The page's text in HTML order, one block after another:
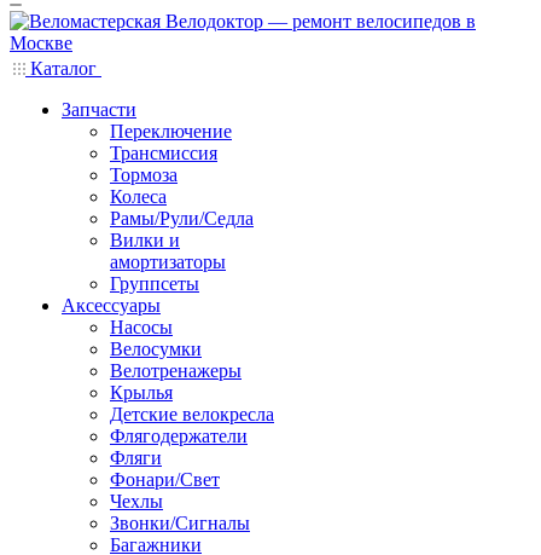
Каталог
Запчасти
Переключение
Трансмиссия
Тормоза
Колеса
Рамы/Рули/Седла
Вилки и
амортизаторы
Группсеты
Аксессуары
Насосы
Велосумки
Велотренажеры
Крылья
Детские велокресла
Флягодержатели
Фляги
Фонари/Свет
Чехлы
Звонки/Сигналы
Багажники